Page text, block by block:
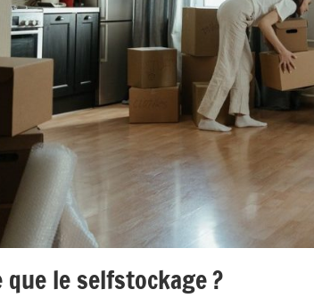
que le selfstockage ?